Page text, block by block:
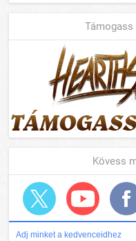
Kövess
Adj minket a kedvenceidhez